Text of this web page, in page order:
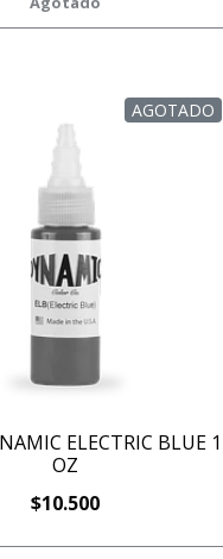
AGOTADO
ELECTRIC BLUE 1
OZ
$10.500